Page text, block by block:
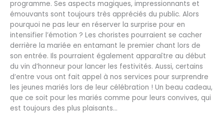
programme. Ses aspects magiques, impressionnants et
émouvants sont toujours très appréciés du public. Alors
pourquoi ne pas leur en réserver la surprise pour en
intensifier l’émotion ? Les choristes pourraient se cacher
derrière la mariée en entamant le premier chant lors de
son entrée. Ils pourraient également apparaître au début
du vin d’honneur pour lancer les festivités. Aussi, certains
d’entre vous ont fait appel à nos services pour surprendre
les jeunes mariés lors de leur célébration ! Un beau cadeau,
que ce soit pour les mariés comme pour leurs convives, qui
est toujours des plus plaisants…